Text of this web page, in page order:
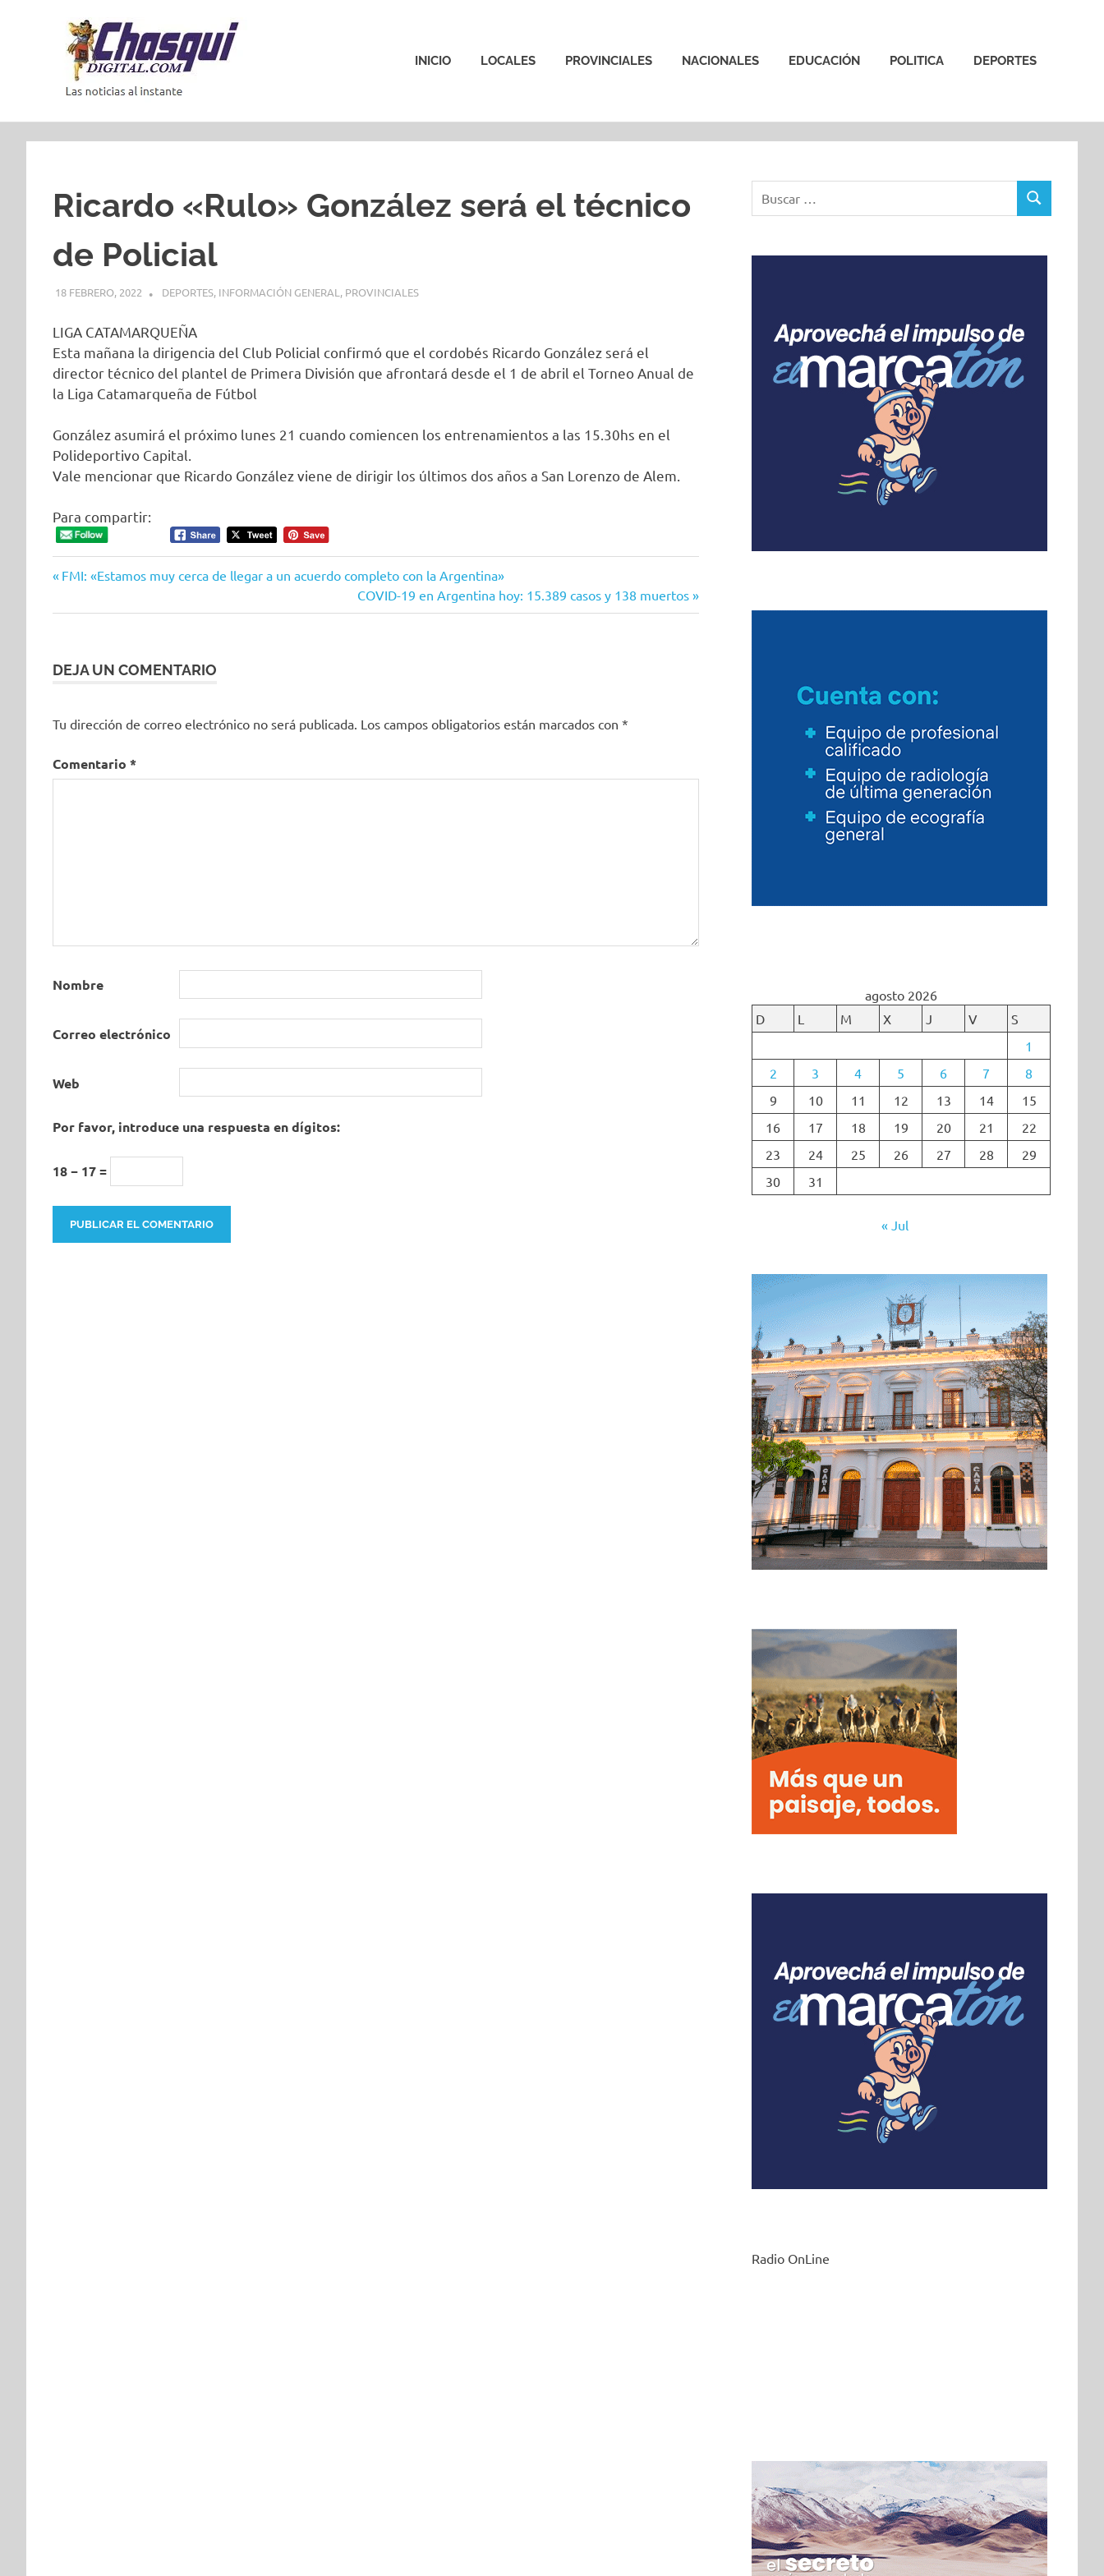
INICIO LOCALES PROVINCIALES NACIONALES EDUCACIÓN POLITICA DEPORTES
Ricardo «Rulo» González será el técnico
de Policial
18 FEBRERO, 2022 DEPORTES, INFORMACIÓN GENERAL , PROVINCIALES
LIGA CATAMARQUEÑA
Esta mañana la dirigencia del Club Policial confirmó que el cordobés Ricardo González será el
director técnico del plantel de Primera División que afrontará desde el 1 de abril el Torneo Anual de
la Liga Catamarqueña de Fútbol
González asumirá el próximo lunes 21 cuando comiencen los entrenamientos a las 15.30hs en el
Polideportivo Capital.
Vale mencionar que Ricardo González viene de dirigir los últimos dos años a San Lorenzo de Alem.
Para compartir:
Navegación
de
Entrada
FMI: «Estamos muy cerca de llegar a un acuerdo completo con la Argentina»
Siguiente
entrada:
COVID-19 en Argentina hoy: 15.389 casos y 138 muertos
DEJA UN COMENTARIO
Tu dirección de correo electrónico no será publicada. Los campos obligatorios están marcados con *
Comentario *
Nombre
Correo electrónico
Web
Por favor, introduce una respuesta en dígitos:
18 − 17 =
BUSCAR
agosto 2026
D
L M X J V
S
1
2
3 4 5 6 7
8
9
10 11 12 13 14
15
16
17 18 19 20 21
22
23
24 25 26 27 28
29
30
31
« Jul
Radio OnLine